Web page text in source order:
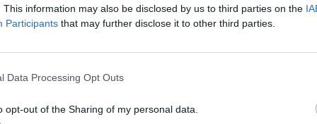
This information may also be disclosed by us to third parties on the
Participants that may further disclose it to other third parties.
Data Processing Opt Outs
opt-out of the Sharing of my personal data.
en vello.
cabello más frecuente en los varones,
partir de los 40 años. Repercute
la imagen personal y social del individuo.
reducción de la densidad del cabello en las